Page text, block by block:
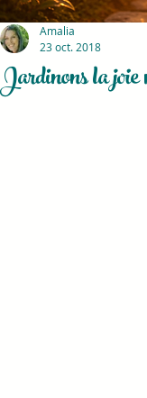
Jardinons la
Amalia
23 oct. 2018